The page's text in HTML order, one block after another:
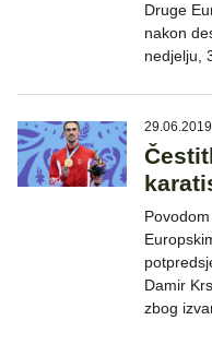
Druge
nakon
nedjelju,
Damir
zbog